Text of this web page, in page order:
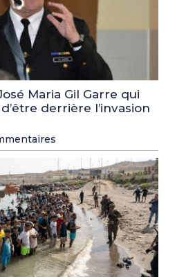
Maria Gil Garre qui
derrière l’invasion